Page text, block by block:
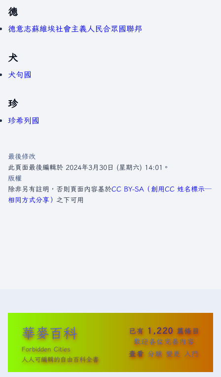
德
德意志蘇維埃社會主義人民合眾國聯邦
犬
犬句國
珍
珍希列國
最後修改
此頁面最後編輯於 2024年3月30日 (星期六) 14:01。
版權
除非另有註明，否則頁面內容基於CC BY-SA（創用CC 姓名標示─
相同方式分享） 之下可用
華麥百科
Forbidden Cities
人人可編輯的自由百科全書
已有 1,220 篇條目
歡迎各位完善內容
查看 分類 變更 入門